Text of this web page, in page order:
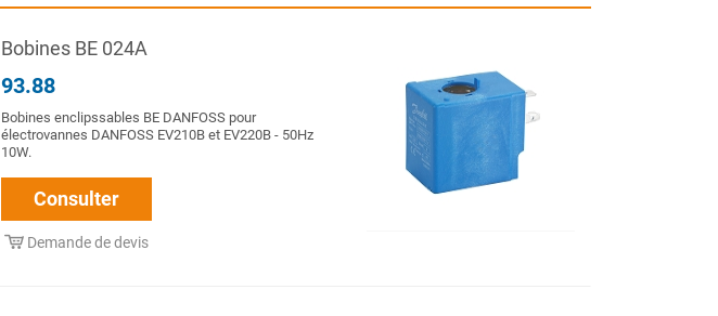
Bobines BE 024A
93.88
Bobines enclipssables BE DANFOSS pour
électrovannes DANFOSS EV210B et EV220B - 50Hz
10W.
Consulter
Demande de devis